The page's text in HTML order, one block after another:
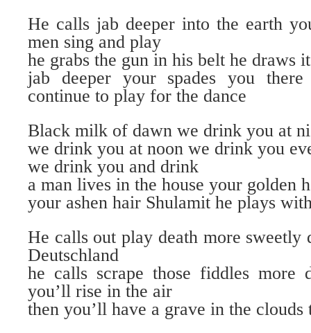
He calls jab deeper into the earth
men sing and play
he grabs the gun in his belt he draws
jab deeper your spades you
continue to play for the dance
Black milk of dawn we drink you at
we drink you at noon we drink you
we drink you and drink
a man lives in the house your golden
your ashen hair Shulamit he plays
He calls out play death more sweetly
Deutschland
he calls scrape those fiddles more
you’ll rise in the air
then you’ll have a grave in the clouds